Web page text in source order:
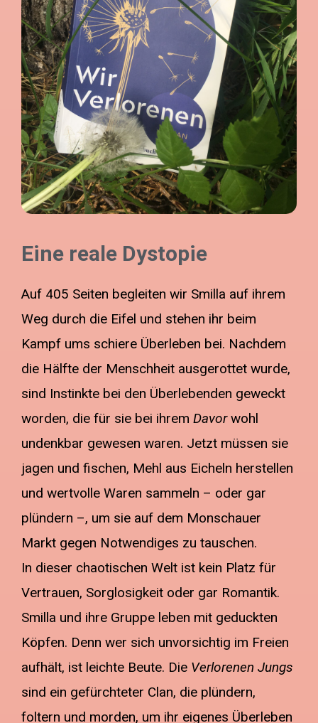
Eine reale Dystopie
Auf 405 Seiten begleiten wir Smilla auf ihrem
Weg durch die Eifel und stehen ihr beim
Kampf ums schiere Überleben bei. Nachdem
die Hälfte der Menschheit ausgerottet wurde,
sind Instinkte bei den Überlebenden geweckt
worden, die für sie bei ihrem Davorwohl
undenkbar gewesen waren. Jetzt müssen sie
jagen und fischen, Mehl aus Eicheln herstellen
und wertvolle Waren sammeln – oder gar
plündern –, um sie auf dem Monschauer
Markt gegen Notwendiges zu tauschen.
In dieser chaotischen Welt ist kein Platz für
Vertrauen, Sorglosigkeit oder gar Romantik.
Smilla und ihre Gruppe leben mit geduckten
Köpfen. Denn wer sich unvorsichtig im Freien
aufhält, ist leichte Beute. Die Verlorenen Jungs
sind ein gefürchteter Clan, die plündern,
foltern und morden, um ihr eigenes Überleben